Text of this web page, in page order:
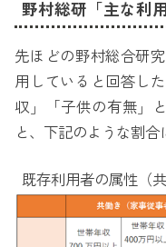
野村総研「主な利
先ほどの野村総合研
用していると回答し
収」「子供の有無」
と、下記のような割合
既存利用者の属性（